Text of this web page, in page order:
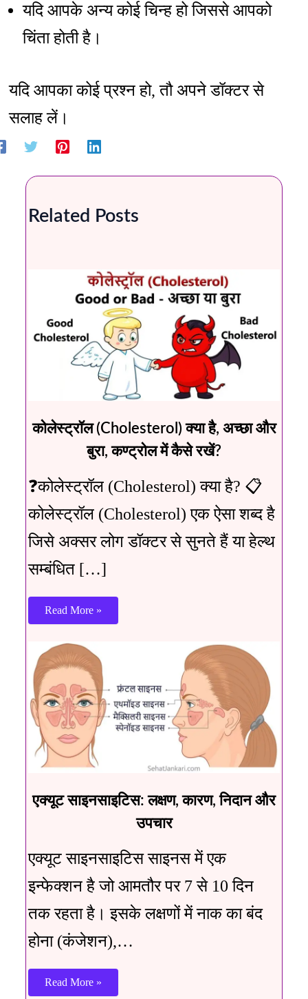
यदि आपके अन्य कोई चिन्ह हो जिससे आपको
चिंता होती है।
यदि आपका कोई प्रश्न हो, तौ अपने डॉक्टर से
सलाह लें।
Related Posts
कोलेस्ट्रॉल (Cholesterol) क्या है, अच्छा और
बुरा, कण्ट्रोल में कैसे रखें?
❓कोलेस्ट्रॉल (Cholesterol) क्या है? 📋
कोलेस्ट्रॉल (Cholesterol) एक ऐसा शब्द है
जिसे अक्सर लोग डॉक्टर से सुनते हैं या हेल्थ
सम्बंधित […]
Read More »
एक्यूट साइनसाइटिस: लक्षण, कारण, निदान और
उपचार
एक्यूट साइनसाइटिस साइनस में एक
इन्फेक्शन है जो आमतौर पर 7 से 10 दिन
तक रहता है। इसके लक्षणों में नाक का बंद
होना (कंजेशन),…
Read More »